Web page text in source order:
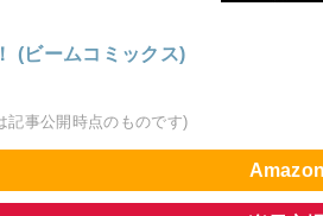
(ビームコミックス)
記事公開時点のものです)
Amazon